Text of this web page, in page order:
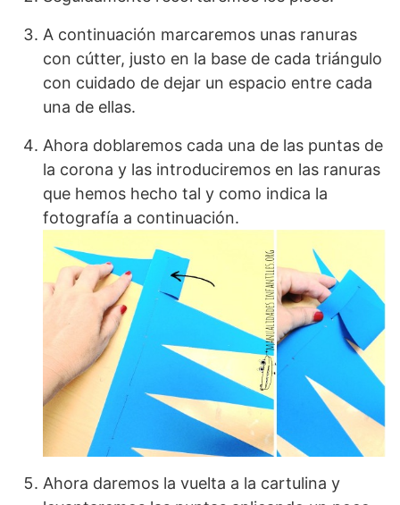
A continuación marcaremos unas ranuras
con cútter, justo en la base de cada triángulo
con cuidado de dejar un espacio entre cada
una de ellas.
Ahora doblaremos cada una de las puntas de
la corona y las introduciremos en las ranuras
que hemos hecho tal y como indica la
fotografía a continuación.
Ahora daremos la vuelta a la cartulina y